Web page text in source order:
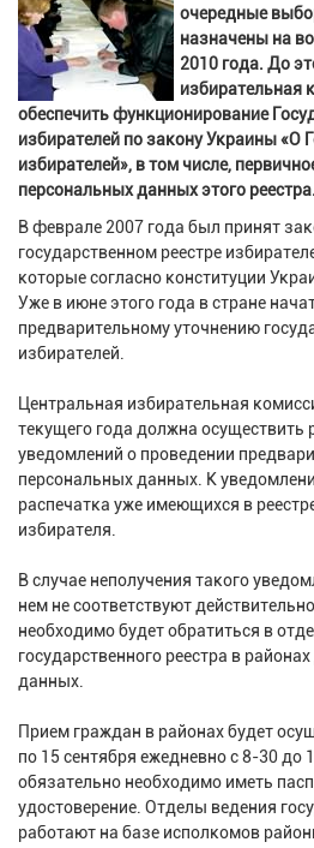
очередные
назначены на
2010 года. До
избирательная
обеспечить функционирование
избирателей по закону Украины «О
избирателей», в том числе,
персональных данных этого реестра.
В феврале 2007 года был принят
государственном реестре
которые согласно конституции
Уже в июне этого года в стране
предварительному уточнению
избирателей.
Центральная избирательная
текущего года должна осуществить
уведомлений о проведении
персональных данных. К
распечатка уже имеющихся в
избирателя.
В случае неполучения такого
нем не соответствуют
необходимо будет обратиться в
государственного реестра в
данных.
Прием граждан в районах будет
по 15 сентября ежедневно с 8-30 до
обязательно необходимо иметь
удостоверение. Отделы ведения
работают на базе исполкомов